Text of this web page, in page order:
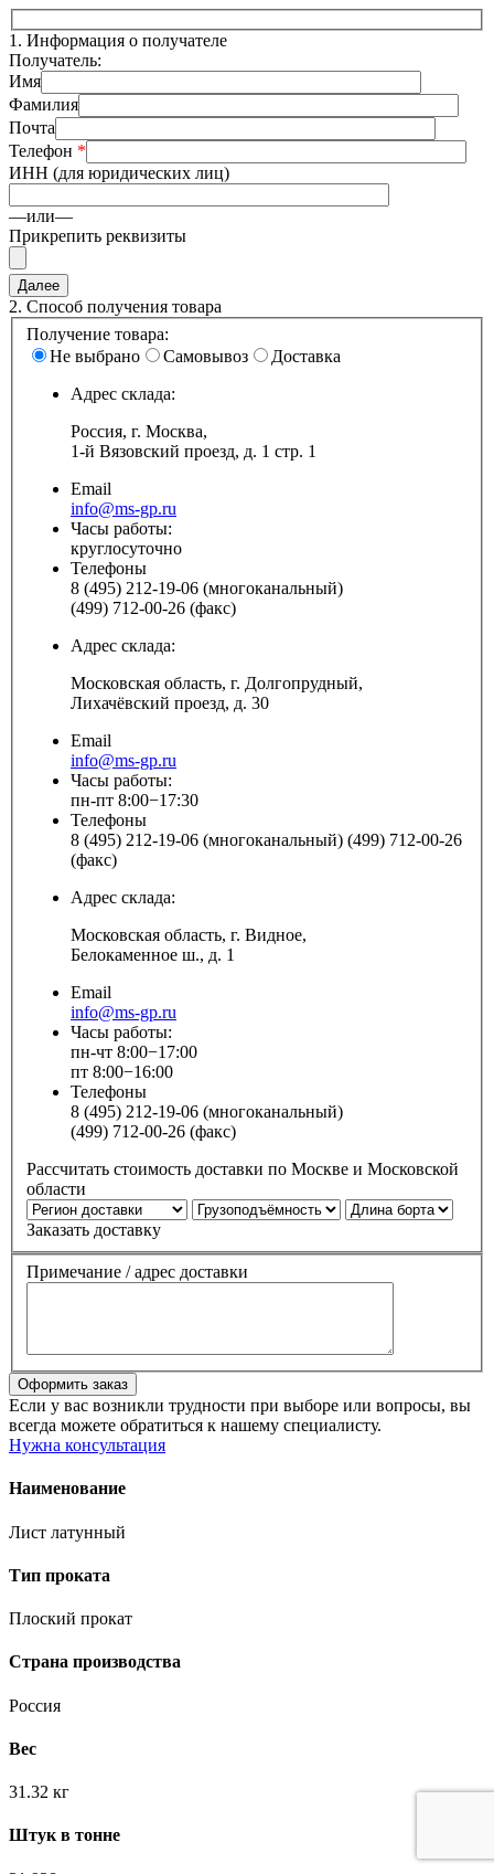
1. Информация о получателе
Получатель:
Имя
Фамилия
Почта
Телефон *
ИНН (для юридических лиц)
—или—
Прикрепить реквизиты
2. Способ получения товара
Получение товара:
Не выбрано
Самовывоз
Доставка
Адрес склада:
Россия, г. Москва,
1-й Вязовский проезд, д. 1 стр. 1
Email
info@ms-gp.ru
Часы работы:
круглосуточно
Телефоны
8 (495) 212-19-06 (многоканальный)
(499) 712-00-26 (факс)
Адрес склада:
Московская область, г. Долгопрудный,
Лихачёвский проезд, д. 30
Email
info@ms-gp.ru
Часы работы:
пн-пт 8:00−17:30
Телефоны
8 (495) 212-19-06 (многоканальный) (499) 712-00-26
(факс)
Адрес склада:
Московская область, г. Видное,
Белокаменное ш., д. 1
Email
info@ms-gp.ru
Часы работы:
пн-чт 8:00−17:00
пт 8:00−16:00
Телефоны
8 (495) 212-19-06 (многоканальный)
(499) 712-00-26 (факс)
Рассчитать стоимость доставки по Москве и Московской
области
Заказать доставку
Примечание / адрес доставки
Если у вас возникли трудности при выборе или вопросы, вы
всегда можете обратиться к нашему специалисту.
Нужна консультация
Наименование
Лист латунный
Тип проката
Плоский прокат
Страна производства
Россия
Вес
31.32 кг
Штук в тонне